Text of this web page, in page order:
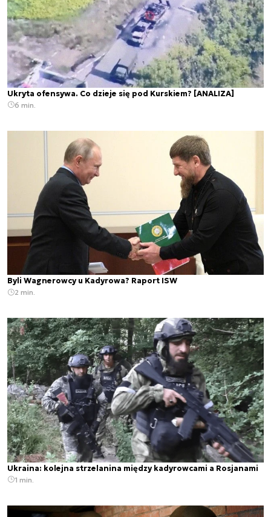
Ukryta ofensywa. Co dzieje się pod Kurskiem? [ANALIZA]
6 min.
Byli Wagnerowcy u Kadyrowa? Raport ISW
2 min.
Ukraina: kolejna strzelanina między kadyrowcami a Rosjanami
1 min.